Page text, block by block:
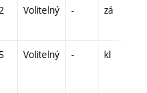
Volitelný - zá
5 Volitelný - kl